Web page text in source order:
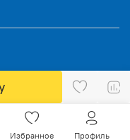
Избранное Профиль